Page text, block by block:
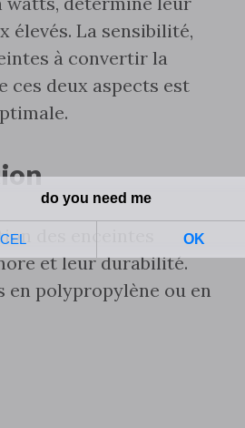
élevés. La sensibilité‚
à convertir la
ces deux aspects est
des enceintes
et leur durabilité.
en polypropylène ou en